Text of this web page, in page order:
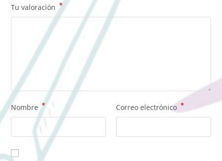
Tu valoración *
Nombre* Correo electrónico *